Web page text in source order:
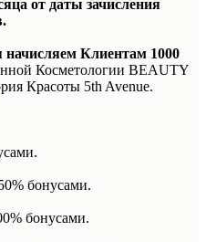
от даты зачисления
Клиентам 1000
Косметологии BEAUTY
Красоты 5th Avenue.
бонусами.
бонусами.